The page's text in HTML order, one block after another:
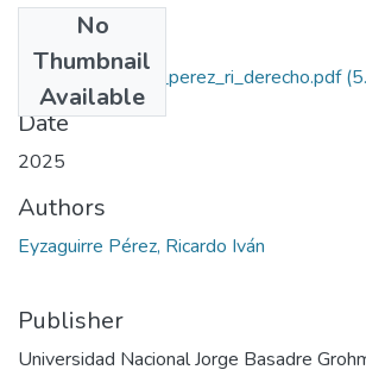
No
Thumbnail
Available
2025_eyzaguirre_perez_ri_derecho.pdf
Date
2025
Authors
Eyzaguirre Pérez, Ricardo Iván
Publisher
Universidad Nacional Jorge Basadre